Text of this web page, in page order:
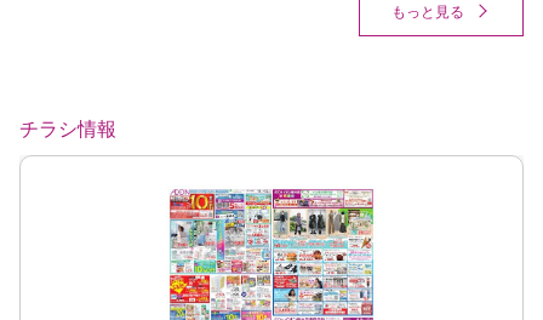
もっと見る
チラシ情報